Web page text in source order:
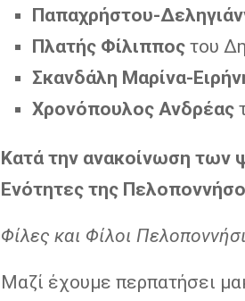
Παπαχρήστου-
Πλατής Φίλιππος του
Σκανδάλη Μαρίνα-
Χρονόπουλος Ανδρέας
Κατά την ανακοίνωση των
Ενότητες της
Φίλες και Φίλοι
Μαζί έχουμε περπατήσει